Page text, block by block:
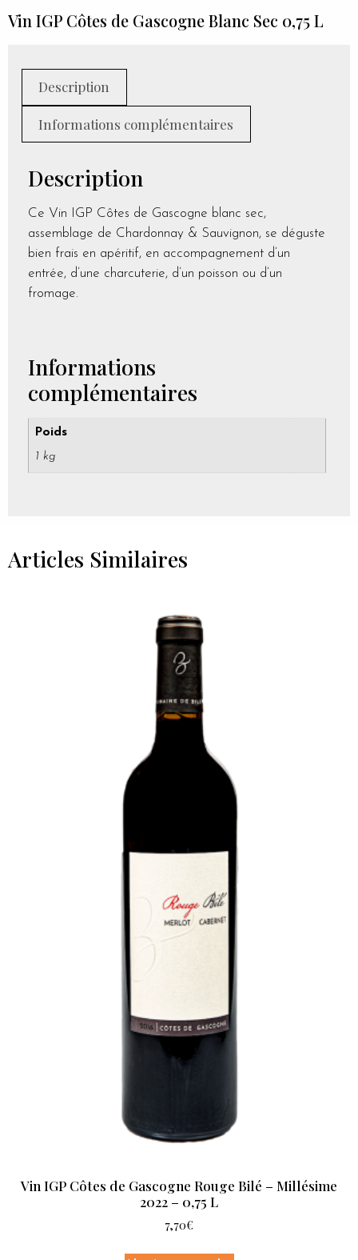
Vin IGP Côtes de Gascogne Blanc Sec 0,75 L
Description
Informations complémentaires
Description
Ce Vin IGP Côtes de Gascogne blanc sec,
assemblage de Chardonnay & Sauvignon, se déguste
bien frais en apéritif, en accompagnement d’un
entrée, d’une charcuterie, d’un poisson ou d’un
fromage.
Informations
complémentaires
Poids
1 kg
Articles Similaires
Vin IGP Côtes de Gascogne Rouge Bilé – Millésime
2022 – 0,75 L
7,70€